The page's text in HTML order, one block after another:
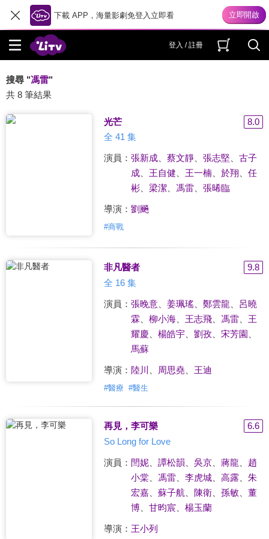
下載 APP，海量影劇免登入立即看
登入 / 註冊
搜尋 "馮雷"
共 8 筆結果
光芒
8.0
全 41 集
演員： 張新成、 蔡文靜、 張志堅
古子
成、 王自健 王一楠、 於翔
任
彬、 梁潔、 馮雷、 張晞臨
導演： 劉飈
#商戰
非凡醫者
9.8
全 16 集
演員： 張晚意、 姜珮瑤、 鄭雲龍
呂曉
霖
柳小海、 王志飛、 馮雷、 王
耀慶
楊皓宇、 劉孜、 宋芳園
馬蘇
導演： 陸川 周思堯 王迪
#醫療 #醫生
再見，李可樂
6.6
So Long for Love
演員： 閆妮、 譚松韻 吳京、 蔣龍
趙
小棠
馮雷、 李虎城、 高露、 朱
宏嘉、 蘇子航 陳衛、 孫敏、 董
博、 甘昀宸、 楊玉蘭
導演： 王小列